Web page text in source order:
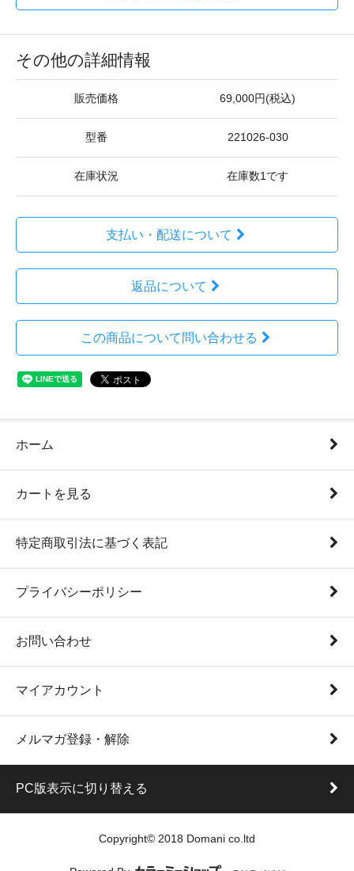
その他の詳細情報
販売価格 69,000円(税込)
型番 221026-030
在庫状況 在庫数1です
支払い・配送について
返品について
この商品について問い合わせる
ホーム
カートを見る
特定商取引法に基づく表記
プライバシーポリシー
お問い合わせ
マイアカウント
メルマガ登録・解除
PC版表示に切り替える
Copyright© 2018 Domani co.ltd